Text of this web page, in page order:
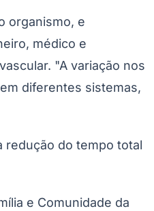
organismo, e
médico e
"A variação nos
diferentes sistemas,
redução do tempo total
e Comunidade da